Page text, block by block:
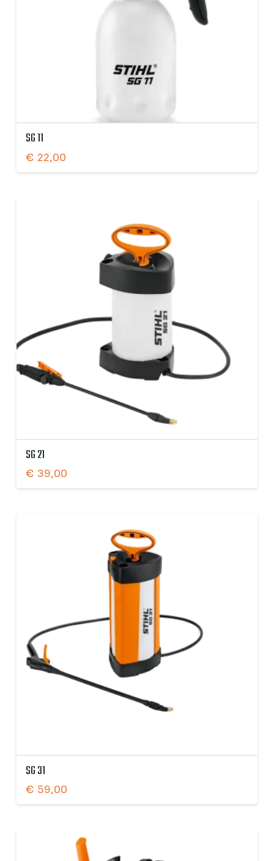
SG 11
€ 22,00
SG 21
€ 39,00
SG 31
€ 59,00